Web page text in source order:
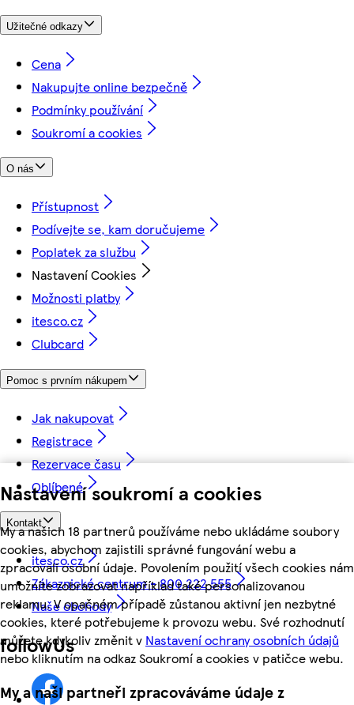
Nastavení soukromí a cookies
My a našich 18 partnerů používáme nebo ukládáme soubory
cookies, abychom zajistili správné fungování webu a
zpracovali osobní údaje. Povolením použití všech cookies nám
umožníte zobrazovat například také personalizovanou
reklamu. V opačném případě zůstanou aktivní jen nezbytné
cookies, které potřebujeme k provozu webu. Své rozhodnutí
můžete kdykoliv změnit v Nastavení ochrany osobních údajů
nebo kliknutím na odkaz Soukromí a cookies v patičce webu.
My a naši partneři zpracováváme údaje z
Užitečné odkazy
Cena
Nakupujte online bezpečně
Podmínky používání
Soukromí a cookies
O nás
Přístupnost
Podívejte se, kam doručujeme
Poplatek za službu
Nastavení Cookies
Možnosti platby
itesco.cz
Clubcard
Pomoc s prvním nákupem
Jak nakupovat
Registrace
Rezervace času
Oblíbené
Kontakt
itesco.cz
Zákaznické centrum - 800 222 555
Naše obchody
followUs